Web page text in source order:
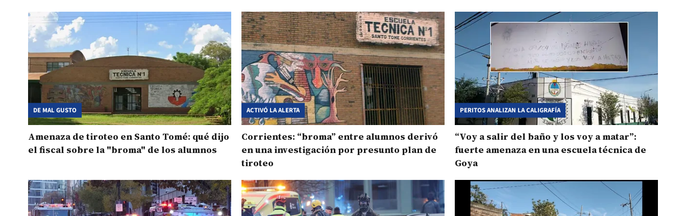
DE MAL GUSTO
Amenaza de tiroteo en Santo Tomé: qué dijo
el fiscal sobre la "broma" de los alumnos
ACTIVÓ LA ALERTA
Corrientes: “broma” entre alumnos derivó
en una investigación por presunto plan de
tiroteo
PERITOS ANALIZAN LA CALIGRAFÍA
“Voy a salir del baño y los voy a matar”:
fuerte amenaza en una escuela técnica de
Goya